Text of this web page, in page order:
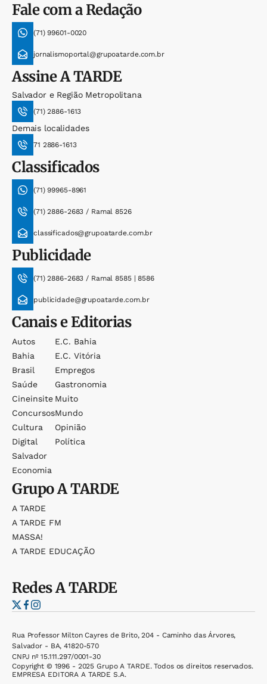
Fale com a Redação
(71) 99601-0020
jornalismoportal@grupoatarde.com.br
AssineA TARDE
Salvador e Região Metropolitana
(71) 2886-1613
Demais localidades
71 2886-1613
Classificados
(71) 99965-8961
(71) 2886-2683 / Ramal 8526
classificados@grupoatarde.com.br
Publicidade
(71) 2886-2683 / Ramal 8585 | 8586
publicidade@grupoatarde.com.br
Canais e Editorias
Autos
Bahia
Brasil
Saúde
Cineinsite
Concursos
Cultura
Digital
Salvador
Economia
E.c. Bahia
E.c. Vitória
Empregos
Gastronomia
Muito
Mundo
Opinião
Política
GrupoA TARDE
A TARDE
A TARDE FM
MASSA!
A TARDE EDUCAÇÃO
RedesA TARDE
Rua Professor Milton Cayres de Brito, 204 - Caminho das Árvores,
Salvador - BA, 41820-570
CNPJ nº 15.111.297/0001-30
Copyright © 1996 - 2025 Grupo A TARDE. Todos os direitos reservados.
EMPRESA EDITORA A TARDE S.A.